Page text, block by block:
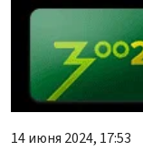
14 июня 2024, 17:53